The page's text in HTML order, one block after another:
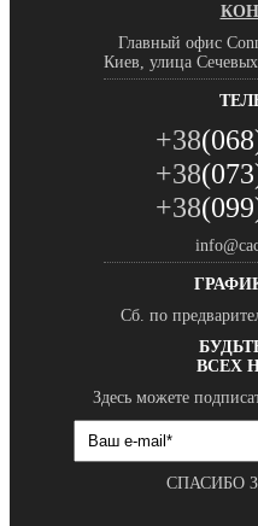
Главный офис
Киев, улица
+38
+38
+38
Сб. по
ВСЕХ
Здесь можете
СПАСИБО